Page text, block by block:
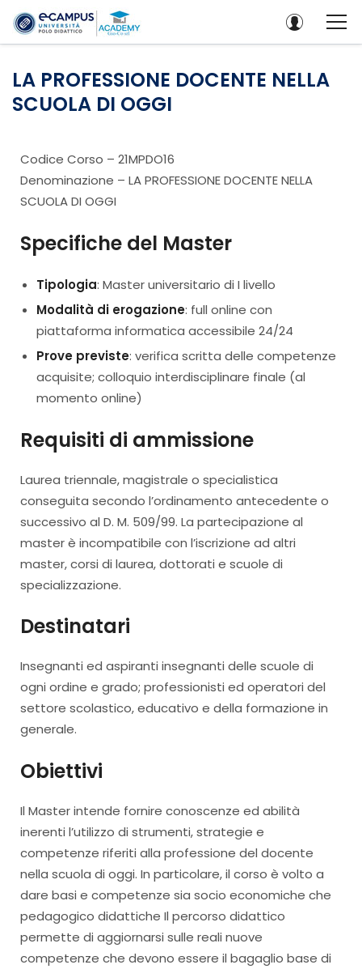
LA PROFESSIONE DOCENTE NELLA
SCUOLA DI OGGI
Codice Corso – 21MPDO16
Denominazione – LA PROFESSIONE DOCENTE NELLA
SCUOLA DI OGGI
Specifiche del Master
Tipologia: Master universitario di I livello
Modalità di erogazione: full online con
piattaforma informatica accessibile 24/24
Prove previste: verifica scritta delle competenze
acquisite; colloquio interdisciplinare finale (al
momento online)
Requisiti di ammissione
Laurea triennale, magistrale o specialistica
conseguita secondo l’ordinamento antecedente o
successivo al D. M. 509/99. La partecipazione al
master è incompatibile con l’iscrizione ad altri
master, corsi di laurea, dottorati e scuole di
specializzazione.
Destinatari
Insegnanti ed aspiranti insegnanti delle scuole di
ogni ordine e grado; professionisti ed operatori del
settore scolastico, educativo e della formazione in
generale.
Obiettivi
Il Master intende fornire conoscenze ed abilità
inerenti l’utilizzo di strumenti, strategie e
competenze riferiti alla professione del docente
nella scuola di oggi. In particolare, il corso è volto a
dare basi e competenze sia socio economiche che
pedagogico didattiche Il percorso didattico
permette di aggiornarsi sulle reali nuove
competenze che devono essere il bagaglio base di